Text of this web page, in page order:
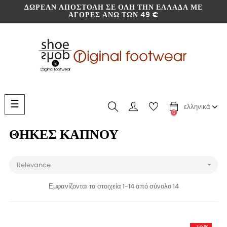
ΔΩΡΕΆΝ ΑΠΟΣΤΟΛΉ ΣΕ ΌΛΗ ΤΗΝ ΕΛΛΆΔΑ ΜΕ
ΑΓΟΡΈΣ ΆΝΩ ΤΩΝ 49 €
Toggle
navigation
☰
0
ελληνικά
ΘΉΚΕΣ ΚΑΠΝΟΎ
Relevance 
Εμφανίζονται τα στοιχεία 1-14 από σύνολο 14